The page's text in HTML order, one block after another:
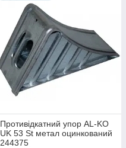
Противідкатний упор AL-KO
UK 53 St метал оцинкований
244375